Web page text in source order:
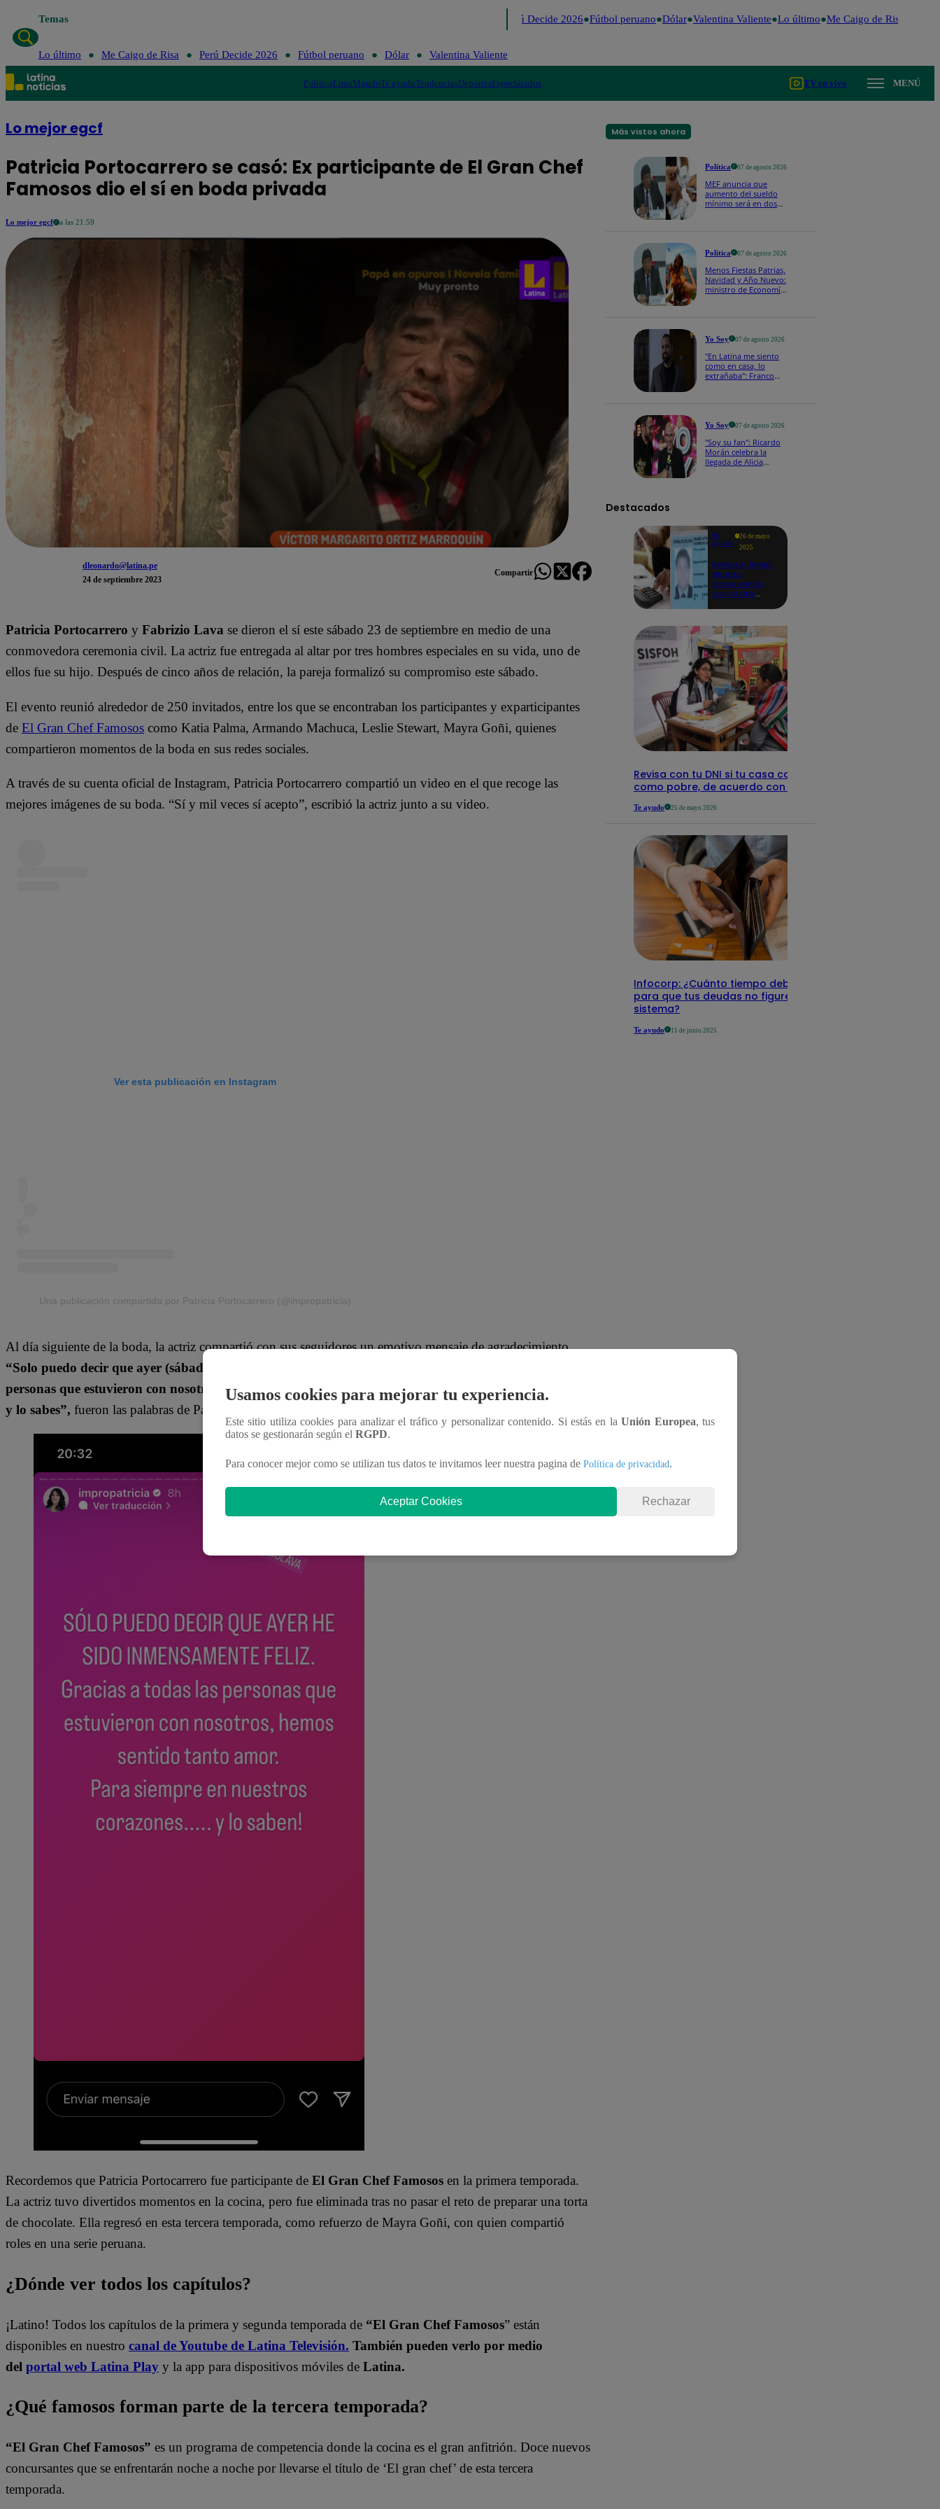
Temas Perú Decide 2026 Fútbol peruano Dólar Valentina Valiente Lo último Me Caigo de Risa
Lo último Me Caigo de Risa Perú Decide 2026 Fútbol peruano Dólar Valentina Valiente
PolíticaLimaMundoTe ayudoTendenciasDeportesEspectáculos TV en vivo MENÚ
Lo mejor egcf
Patricia Portocarrero se casó: Ex participante de El Gran Chef
Famosos dio el sí en boda privada
Lo mejor egcf a las 21:59
dleonardo@latina.pe
24 de septiembre 2023
Compartir
Patricia Portocarrero y Fabrizio Lava se dieron el sí este sábado 23 de septiembre en medio de una
conmovedora ceremonia civil. La actriz fue entregada al altar por tres hombres especiales en su vida, uno de
ellos fue su hijo. Después de cinco años de relación, la pareja formalizó su compromiso este sábado.
El evento reunió alrededor de 250 invitados, entre los que se encontraban los participantes y exparticipantes
de El Gran Chef Famosos como Katia Palma, Armando Machuca, Leslie Stewart, Mayra Goñi, quienes
compartieron momentos de la boda en sus redes sociales.
A través de su cuenta oficial de Instagram, Patricia Portocarrero compartió un video en el que recoge las
mejores imágenes de su boda. “Sí y mil veces sí acepto”, escribió la actriz junto a su video.
Ver esta publicación en Instagram
Una publicación compartida por Patricia Portocarrero (@impropatricia)
Al día siguiente de la boda, la actriz compartió con sus seguidores un emotivo mensaje de agradecimiento.
“Solo puedo decir que ayer (sábado 23 de septiembre) he sido inmensamente feliz. Gracias a todas las
personas que estuvieron con nosotros, hemos sentido tanto amor. Para siempre en nuestros corazones
y lo sabes”, fueron las palabras de Patricia Portocarrero en su primer día de casada.
Recordemos que Patricia Portocarrero fue participante de El Gran Chef Famosos en la primera temporada.
La actriz tuvo divertidos momentos en la cocina, pero fue eliminada tras no pasar el reto de preparar una torta
de chocolate. Ella regresó en esta tercera temporada, como refuerzo de Mayra Goñi, con quien compartió
roles en una serie peruana.
¿Dónde ver todos los capítulos?
¡Latino! Todos los capítulos de la primera y segunda temporada de “El Gran Chef Famosos” están
disponibles en nuestro canal de Youtube de Latina Televisión. También pueden verlo por medio
del portal web Latina Play y la app para dispositivos móviles de Latina.
¿Qué famosos forman parte de la tercera temporada?
“El Gran Chef Famosos” es un programa de competencia donde la cocina es el gran anfitrión. Doce nuevos
concursantes que se enfrentarán noche a noche por llevarse el título de ‘El gran chef’ de esta tercera
temporada.
Más vistos ahora
Política 07 de agosto 2026
MEF anuncia que
aumento del sueldo
mínimo será en dos
Política 07 de agosto 2026
Menos Fiestas Patrias,
Navidad y Año Nuevo:
ministro de Economía
Yo Soy 07 de agosto 2026
"En Latina me siento
como en casa, lo
extrañaba": Franco
Yo Soy 07 de agosto 2026
"Soy su fan": Ricardo
Morán celebra la
llegada de Alicia
Destacados
Te
ayudo
26 de mayo
2025
Revisa si tienes
deudas
consultando
con tu DNI:
Revisa con tu DNI si tu casa califica
como pobre, de acuerdo con el Sisfoh
Te ayudo 25 de mayo 2026
Infocorp: ¿Cuánto tiempo debe pasar
para que tus deudas no figuren en su
sistema?
Te ayudo 11 de junio 2025
Usamos cookies para mejorar tu experiencia.
Este sitio utiliza cookies para analizar el tráfico y personalizar contenido. Si estás en laUnión Europea, tus
datos se gestionarán según el RGPD.
Para conocer mejor como se utilizan tus datos te invitamos leer nuestra pagina de Política de privacidad.
Aceptar Cookies Rechazar